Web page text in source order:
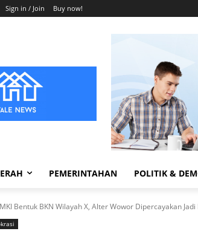
Sign in / Join Buy now!
PEMERINTAHAN POLITIK &
Bentuk BKN Wilayah X, Alter Wowor Dipercayakan